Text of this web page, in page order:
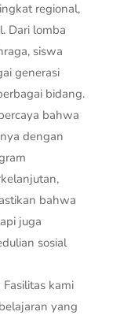
regional,
Dari lomba
siswa
generasi
bidang.
bahwa
dengan
bahwa
juga
sosial
Fasilitas kami
yang